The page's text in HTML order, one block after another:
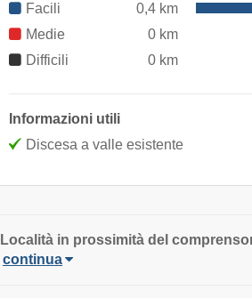
Facili
0,4 km
Medie
0 km
Difficili
0 km
Informazioni utili
Discesa a valle esistente
Località in prossimità del
continua